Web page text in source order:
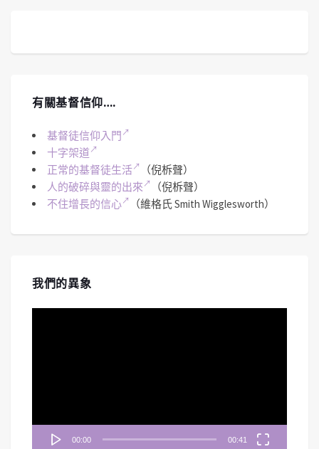
有關基督信仰….
基督徒信仰入門
十字架道
正常的基督徒生活
（倪柝聲）
人的破碎與靈的出來
（倪柝聲）
不住增長的信心
（維格氏 Smith Wigglesworth）
我們的異象
00:00 00:41